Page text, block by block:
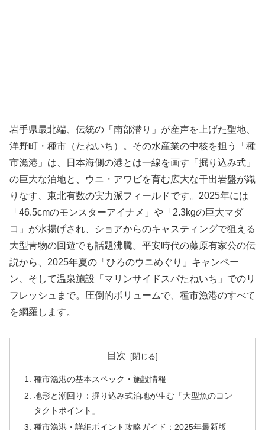
岩手県最北端、伝統の「南部潜り」が産声を上げた聖地、
洋野町・種市（たねいち）。その水産業の中核を担う「種
市漁港」は、日本海側の港とは一線を画す「掘り込み式」
の巨大な泊地と、ウニ・アワビを育む広大な干出岩盤が織
りなす、東北有数の実力派フィールドです。2025年には
「46.5cmのモンスターアイナメ」や「2.3kgの巨大マダ
コ」が水揚げされ、ショアからのキャスティングで狙える
大型青物の回遊でも話題沸騰。平安時代の藤原有家公の伝
説から、2025年夏の「ひろのウニめぐり」キャンペー
ン、そして温泉施設「マリンサイドスパたねいち」でのリ
フレッシュまで。圧倒的ボリュームで、種市漁港のすべて
を網羅します。
目次
種市漁港の基本スペック・施設情報
地形と潮回り：掘り込み式泊地が生む「大型魚のコン
タクトポイント」
種市漁港・詳細ポイント攻略ガイド：2025年最新版